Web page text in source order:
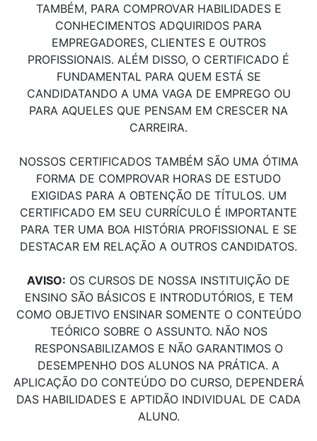
TAMBÉM, PARA COMPROVAR HABILIDADES E
CONHECIMENTOS ADQUIRIDOS PARA
EMPREGADORES, CLIENTES E OUTROS
PROFISSIONAIS. ALÉM DISSO, O CERTIFICADO É
FUNDAMENTAL PARA QUEM ESTÁ SE
CANDIDATANDO A UMA VAGA DE EMPREGO OU
PARA AQUELES QUE PENSAM EM CRESCER NA
CARREIRA.
NOSSOS CERTIFICADOS TAMBÉM SÃO UMA ÓTIMA
FORMA DE COMPROVAR HORAS DE ESTUDO
EXIGIDAS PARA A OBTENÇÃO DE TÍTULOS. UM
CERTIFICADO EM SEU CURRÍCULO É IMPORTANTE
PARA TER UMA BOA HISTÓRIA PROFISSIONAL E SE
DESTACAR EM RELAÇÃO A OUTROS CANDIDATOS.
AVISO: OS CURSOS DE NOSSA INSTITUIÇÃO DE
ENSINO SÃO BÁSICOS E INTRODUTÓRIOS, E TEM
COMO OBJETIVO ENSINAR SOMENTE O CONTEÚDO
TEÓRICO SOBRE O ASSUNTO. NÃO NOS
RESPONSABILIZAMOS E NÃO GARANTIMOS O
DESEMPENHO DOS ALUNOS NA PRÁTICA. A
APLICAÇÃO DO CONTEÚDO DO CURSO, DEPENDERÁ
DAS HABILIDADES E APTIDÃO INDIVIDUAL DE CADA
ALUNO.